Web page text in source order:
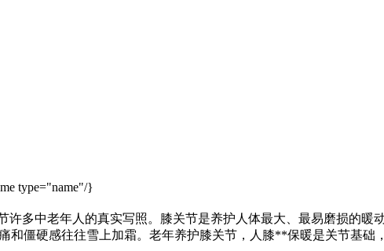
type="name"/}
许多中老年人的真实写照。膝关节是养护人体最大、最易磨损的暖
和僵硬感往往雪上加霜。老年养护膝关节，人膝**保暖是关节基